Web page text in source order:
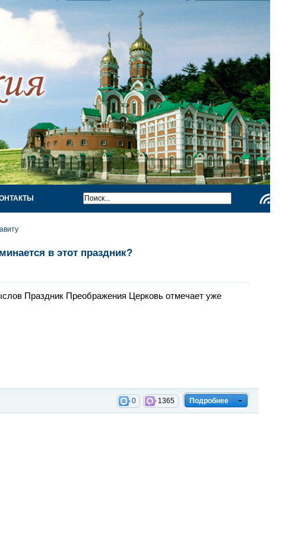
в этот праздник?
Праздник Преображения Церковь отмечает уже
Подробнее
1365
0